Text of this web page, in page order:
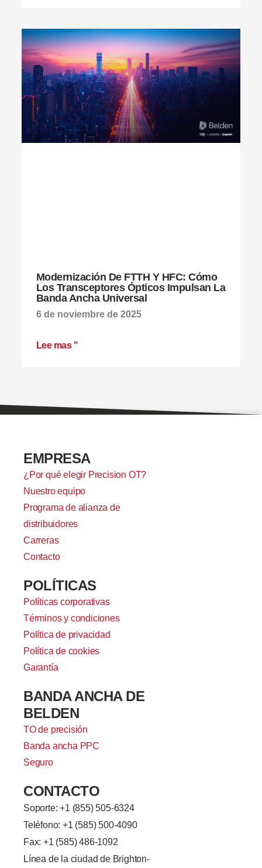
Modernización De FTTH Y HFC: Cómo
Los Transceptores Ópticos Impulsan La
Banda Ancha Universal
6 de noviembre de 2025
Lee mas "
EMPRESA
¿Por qué elegir Precision OT?
Nuestro equipo
Programa de alianza de
distribuidores
Carreras
Contacto
POLÍTICAS
Políticas corporativas
Términos y condiciones
Política de privacidad
Política de cookies
Garantía
BANDA ANCHA DE
BELDEN
TO de precisión
Banda ancha PPC
Seguro
CONTACTO
Soporte: +1 (855) 505-6324
Teléfono: +1 (585) 500-4090
Fax: +1 (585) 486-1092
Línea de la ciudad de Brighton-